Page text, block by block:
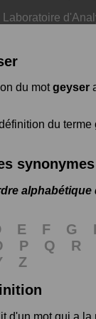
Laboratoire
du motgeyser
du terme
synonymes
alphabétique
E F G
P Q R
Z
d'un mot qui a la